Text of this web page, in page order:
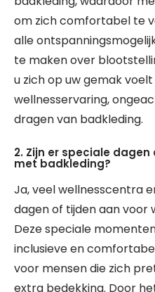
om zich comfortabel te
alle
te maken over
u zich op uw gemak
wellnesservaring,
dragen van badkleding.
2. Zijn er speciale
met badkleding?
Ja, veel wellnesscentra
dagen of tijden aan voor
Deze speciale
inclusieve en
voor mensen die zich
extra bedekking. Door